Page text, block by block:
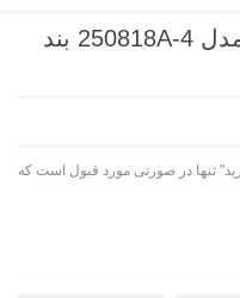
کفش ساقدار هامتو مردانه مدل 250818A-4 بند
تنها در صورتی مورد قبول است که